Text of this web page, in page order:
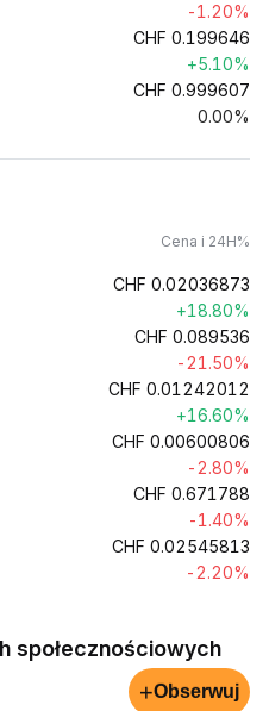
-1.20%
CHF 0.199646
+5.10%
CHF 0.999607
0.00%
Cena i 24H%
CHF 0.02036873
+18.80%
CHF 0.089536
-21.50%
CHF 0.01242012
+16.60%
CHF 0.00600806
-2.80%
CHF 0.671788
-1.40%
CHF 0.02545813
-2.20%
społecznościowych
+Obserwuj